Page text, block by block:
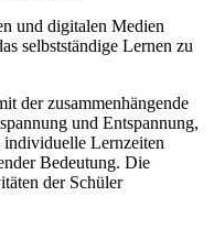
und digitalen Medien
selbstständige Lernen zu
der zusammenhängende
und Entspannung,
Lernzeiten
Bedeutung. Die
der Schüler